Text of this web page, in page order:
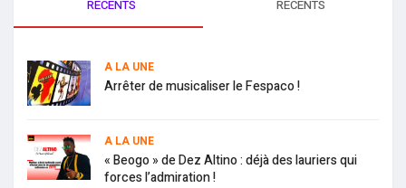
RECENTS RECENTS
A LA UNE
Arrêter de musicaliser le Fespaco !
A LA UNE
« Beogo » de Dez Altino : déjà des lauriers qui
forces l’admiration !